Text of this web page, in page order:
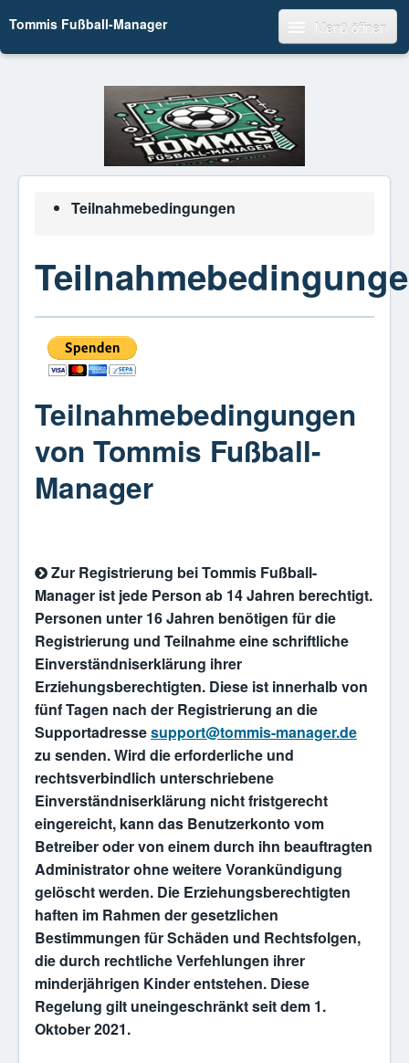
Tommis Fußball-Manager Menü öffnen
Teilnahmebedingungen
Teilnahmebedingungen
von Tommis Fußball-
Manager
Zur Registrierung bei Tommis Fußball-
Manager ist jede Person ab 14 Jahren berechtigt.
Personen unter 16 Jahren benötigen für die
Registrierung und Teilnahme eine schriftliche
Einverständniserklärung ihrer
Erziehungsberechtigten. Diese ist innerhalb von
fünf Tagen nach der Registrierung an die
Supportadressesupport@tommis-manager.de
zu senden. Wird die erforderliche und
rechtsverbindlich unterschriebene
Einverständniserklärung nicht fristgerecht
eingereicht, kann das Benutzerkonto vom
Betreiber oder von einem durch ihn beauftragten
Administrator ohne weitere Vorankündigung
gelöscht werden. Die Erziehungsberechtigten
haften im Rahmen der gesetzlichen
Bestimmungen für Schäden und Rechtsfolgen,
die durch rechtliche Verfehlungen ihrer
minderjährigen Kinder entstehen. Diese
Regelung gilt uneingeschränkt seit dem 1.
Oktober 2021.